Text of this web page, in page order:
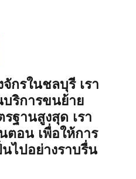
กรในชลบุรี เรา
ริการขนย้าย
ฐานสูงสุด เรา
ตอน เพื่อให้การ
นไปอย่างราบรื่น